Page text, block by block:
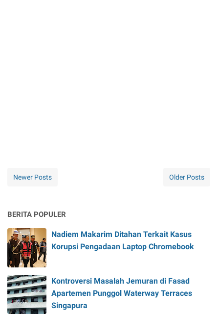
Newer Posts Older Posts
BERITA POPULER
Nadiem Makarim Ditahan Terkait Kasus
Korupsi Pengadaan Laptop Chromebook
Kontroversi Masalah Jemuran di Fasad
Apartemen Punggol Waterway Terraces
Singapura